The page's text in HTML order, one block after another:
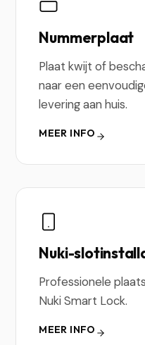
Nummerplaat
Plaat kwijt of
naar een
levering aan huis.
MEER INFO
Nuki-
Professionele
Nuki Smart Lock.
MEER INFO